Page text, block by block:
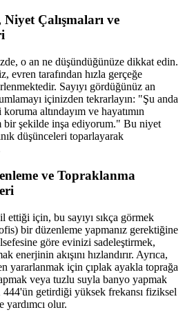
Çalışmaları ve
o an ne düşündüğünüze dikkat edin.
evren tarafından hızla gerçeğe
Sayıyı gördüğünüz an
içinizden tekrarlayın: "Şu anda
altındayım ve hayatımın
bir şekilde inşa ediyorum." Bu niyet
düşünceleri toparlayarak
ve Topraklanma
ettiği için, bu sayıyı sıkça görmek
bir düzenleme yapmanız gerektiğine
göre evinizi sadeleştirmek,
enerjinin akışını hızlandırır. Ayrıca,
yararlanmak için çıplak ayakla toprağa
veya tuzlu suyla banyo yapmak
getirdiği yüksek frekansı fiziksel
yardımcı olur.